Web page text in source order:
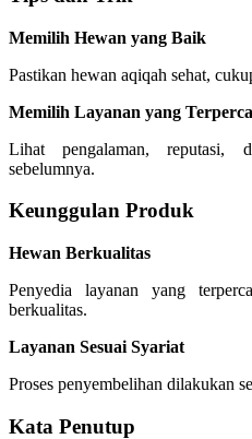
Memilih Hewan yang Baik
Pastikan hewan aqiqah sehat,
Memilih Layanan yang
Lihat pengalaman, reputasi,
sebelumnya.
Keunggulan Produk
Hewan Berkualitas
Penyedia layanan yang
berkualitas.
Layanan Sesuai Syariat
Proses penyembelihan dilakukan
Kata Penutup